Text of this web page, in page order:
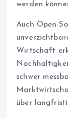
werden
Auch Open-
Wirtschaft
schwer
über